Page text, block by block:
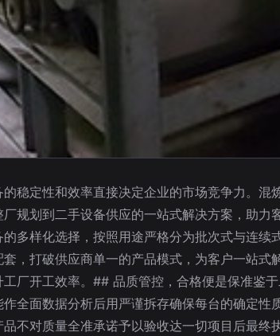
稳定性和效率直接决定企业的市场竞争力。
规划到二手设备供应的一站式解决方案，助
多样化选择，按照用途严格分为批次式与连
，打破供应商单一的产品模式，为客户一站
厂开工效率。## 品质管控，合格便是保准鉴
全面数据分析后用严谨拆存确保每台的确定
不对质量全准承诺予以验收达一切项目后最